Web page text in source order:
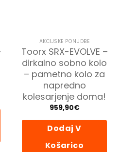
AKCIJSKE PONUDBE
Toorx SRX-EVOLVE –
dirkalno sobno kolo
– pametno kolo za
napredno
kolesarjenje doma!
959,90€
Dodaj V
Košarico